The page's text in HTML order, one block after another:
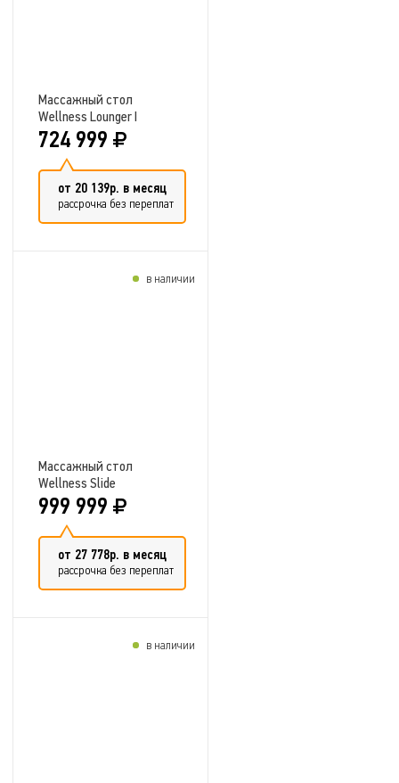
Массажный стол
Wellness Lounger I
724 999
от 20 139р. в месяц
рассрочка без переплат
Массажный стол
Wellness Slide
999 999
от 27 778р. в месяц
рассрочка без переплат
в наличии
в наличии